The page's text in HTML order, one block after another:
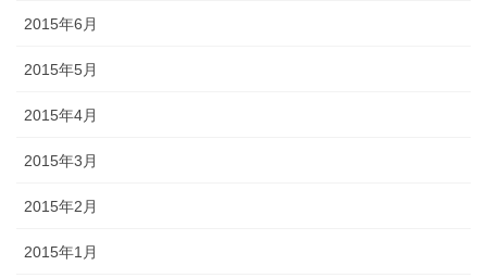
2015年6月
2015年5月
2015年4月
2015年3月
2015年2月
2015年1月